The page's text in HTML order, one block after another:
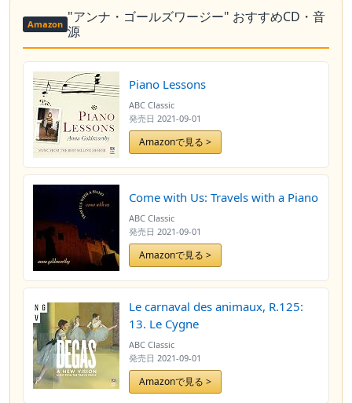
Amazon "アンナ・ゴールズワージー" おすすめCD・音
源
Piano Lessons
ABC Classic
発売日 2021-09-01
Amazonで見る >
Come with Us: Travels with a Piano
ABC Classic
発売日 2021-09-01
Amazonで見る >
Le carnaval des animaux, R.125:
13. Le Cygne
ABC Classic
発売日 2021-09-01
Amazonで見る >